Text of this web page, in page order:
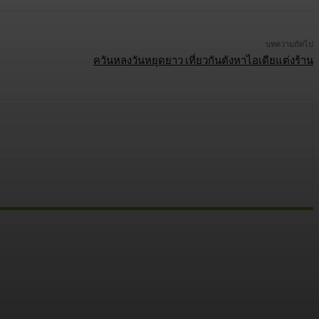
บทความถัดไป
ควันหลงวันหยุดยาว เที่ยวกันตังหาไอเดียแต่งร้าน